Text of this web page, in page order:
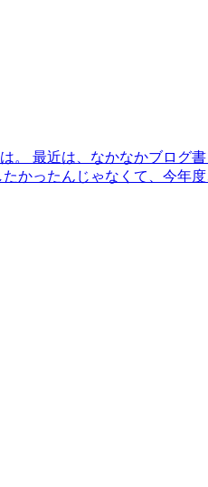
。 最近は、なかなかブログ
かったんじゃなくて、今年